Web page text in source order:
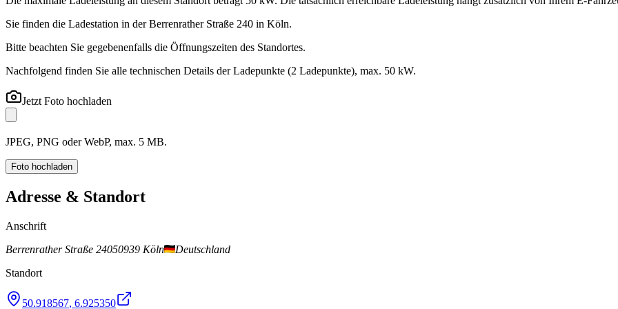
Sie finden die Ladestation in der Berrenrather Straße 240 in Köln.
Bitte beachten Sie gegebenenfalls die Öffnungszeiten des Standortes.
Nachfolgend finden Sie alle technischen Details der Ladepunkte (2 Ladepunkte), max. 50 kW.
Jetzt Foto hochladen
JPEG, PNG oder WebP, max. 5 MB.
Foto hochladen
Adresse & Standort
Anschrift
Berrenrather Straße 24050939 Köln
Deutschland
Standort
50.918567, 6.925350